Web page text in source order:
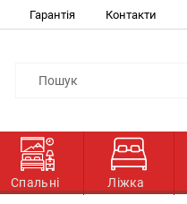
Гарантія Контакти
Спальні Ліжка